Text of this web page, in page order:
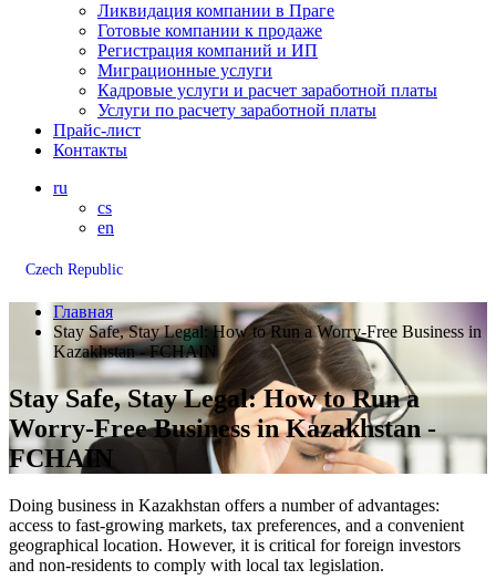
Ликвидация компании в Праге
Готовые компании к продаже
Регистрация компаний и ИП
Миграционные услуги
Кадровые услуги и расчет заработной платы
Услуги по расчету заработной платы
Прайс-лист
Контакты
ru
cs
en
Czech Republic
Главная
Stay Safe, Stay Legal: How to Run a Worry-Free Business in
Kazakhstan - FCHAIN
Stay Safe, Stay Legal: How to Run a
Worry-Free Business in Kazakhstan -
FCHAIN
Doing business in Kazakhstan offers a number of advantages:
access to fast-growing markets, tax preferences, and a convenient
geographical location. However, it is critical for foreign investors
and non-residents to comply with local tax legislation.